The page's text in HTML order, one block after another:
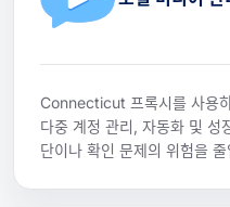
Connecticut 프록시를 사용
다중 계정 관리, 자동화 및 성
단이나 확인 문제의 위험을